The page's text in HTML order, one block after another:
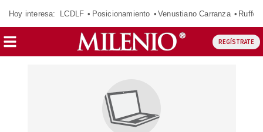
Hoy interesa: LCDLF Posicionamiento Venustiano Carranza Ruffo
REGÍSTRATE